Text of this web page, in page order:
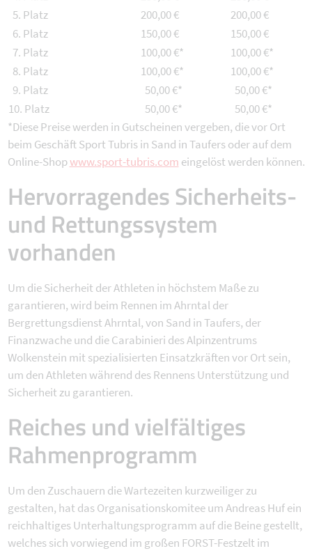
5. Platz
200,00 €
200,00 €
6. Platz
150,00 €
150,00 €
7. Platz
100,00 €*
100,00 €*
8. Platz
100,00 €*
100,00 €*
9. Platz
50,00 €*
50,00 €*
10. Platz
50,00 €*
50,00 €*
*Diese Preise werden in Gutscheinen vergeben, die vor Ort
beim Geschäft Sport Tubris in Sand in Taufers oder auf dem
Online-Shopwww.sport-tubris.com eingelöst werden können.
Hervorragendes Sicherheits-
und Rettungssystem
vorhanden
Um die Sicherheit der Athleten in höchstem Maße zu
garantieren, wird beim Rennen im Ahrntal der
Bergrettungsdienst Ahrntal, von Sand in Taufers, der
Finanzwache und die Carabinieri des Alpinzentrums
Wolkenstein mit spezialisierten Einsatzkräften vor Ort sein,
um den Athleten während des Rennens Unterstützung und
Sicherheit zu garantieren.
Reiches und vielfältiges
Rahmenprogramm
Um den Zuschauern die Wartezeiten kurzweiliger zu
gestalten, hat das Organisationskomitee um Andreas Huf ein
reichhaltiges Unterhaltungsprogramm auf die Beine gestellt,
welches sich vorwiegend im großen FORST-Festzelt im